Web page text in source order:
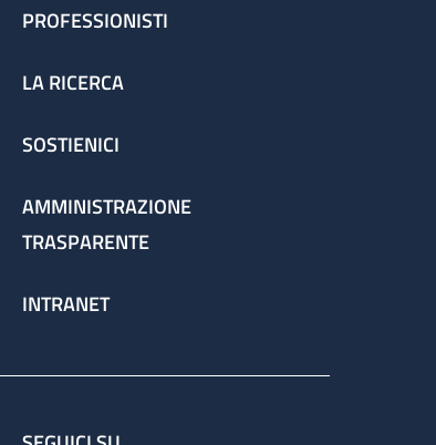
PROFESSIONISTI
LA RICERCA
SOSTIENICI
AMMINISTRAZIONE
TRASPARENTE
INTRANET